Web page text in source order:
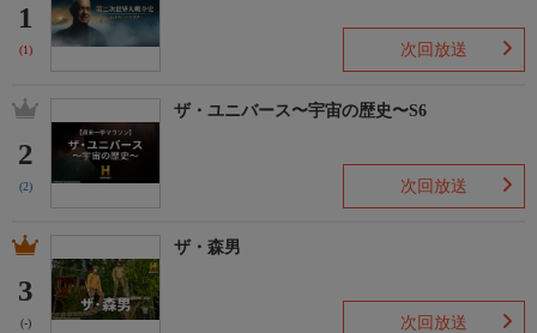
1
(1) 次回放送
2
(2)
ザ・ユニバース〜宇宙の歴史〜S6
次回放送
3
(-)
ザ・森男
次回放送